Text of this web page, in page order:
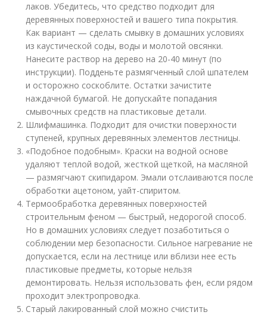
лаков. Убедитесь, что средство подходит для
деревянных поверхностей и вашего типа покрытия.
Как вариант — сделать смывку в домашних условиях
из каустической соды, воды и молотой овсянки.
Нанесите раствор на дерево на 20-40 минут (по
инструкции). Подденьте размягченный слой шпателем
и осторожно соскоблите. Остатки зачистите
наждачной бумагой. Не допускайте попадания
смывочных средств на пластиковые детали.
Шлифмашинка. Подходит для очистки поверхности
ступеней, крупных деревянных элементов лестницы.
«Подобное подобным». Краски на водной основе
удаляют теплой водой, жесткой щеткой, на масляной
— размягчают скипидаром. Эмали отслаиваются после
обработки ацетоном, уайт-спиритом.
Термообработка деревянных поверхностей
строительным феном — быстрый, недорогой способ.
Но в домашних условиях следует позаботиться о
соблюдении мер безопасности. Сильное нагревание не
допускается, если на лестнице или вблизи нее есть
пластиковые предметы, которые нельзя
демонтировать. Нельзя использовать фен, если рядом
проходит электропроводка.
Старый лакированный слой можно счистить